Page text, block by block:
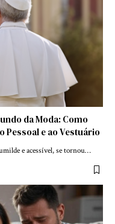
da Moda: Como
Pessoal e ao Vestuário
e acessível, se tornou…